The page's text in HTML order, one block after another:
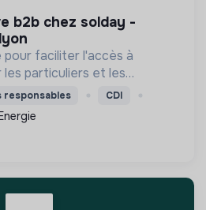
faciliter l'accès à
particuliers et les
responsables CDI